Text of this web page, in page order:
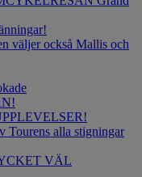
väljer också Mallis och
Tourens alla stigningar
VÄL